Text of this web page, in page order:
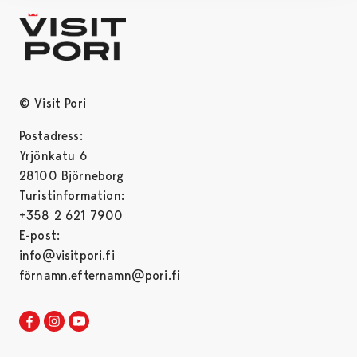
© Visit Pori
Postadress:
Yrjönkatu 6
28100 Björneborg
Turistinformation:
+358 2 621 7900
E-post:
info@visitpori.fi
förnamn.efternamn@pori.fi
Visit Pori in Facebook
Opens in a new tab
Visit Pori in Instagram
Opens in a new tab